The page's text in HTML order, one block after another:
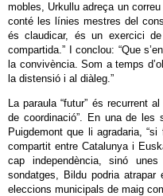
mobles, Urkullu adreça un
conté les línies mestres del
és claudicar, és un exercici
compartida.” I conclou: “Que
la convivència. Som a temps
la distensió i al diàleg.”
La paraula “futur” és recurrent
de coordinació”. En una de les
Puigdemont que li agradaria,
compartit entre Catalunya i
cap independència, sinó
sondatges, Bildu podria
eleccions municipals de maig